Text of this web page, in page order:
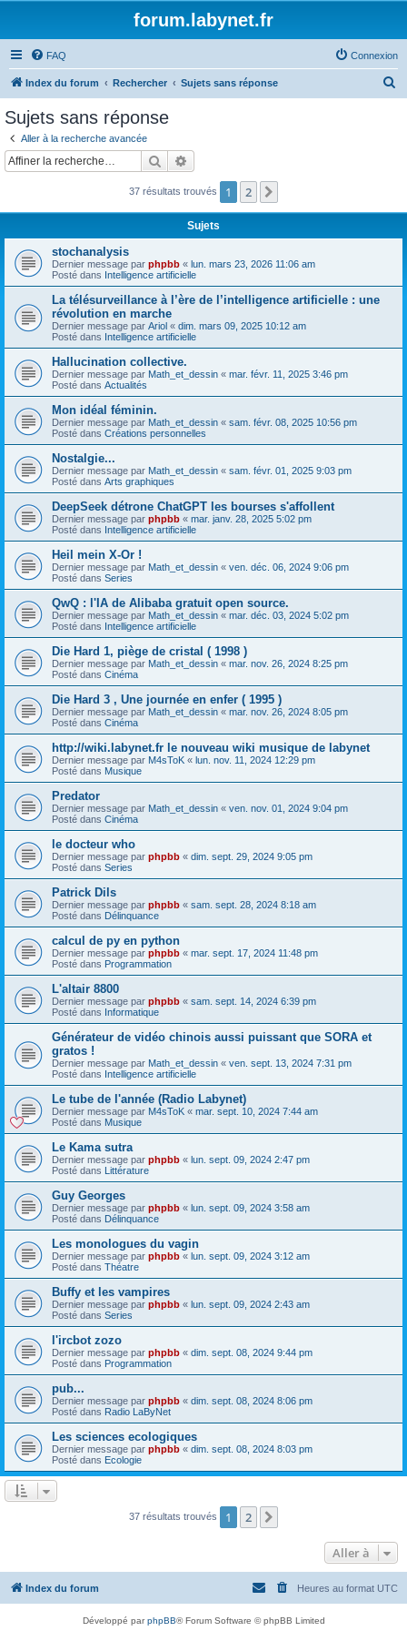
forum.labynet.fr
FAQ Connexion
Index du forum Rechercher Sujets sans réponse
c
Sujets sans réponse
Aller à la recherche avancée
Rechercher
37 résultats trouvés 1 2
Sujets
stochanalysis
Dernier message par phpbb « lun. mars 23, 2026 11:06 am
Posté dans Intelligence artificielle
La télésurveillance à l’ère de l’intelligence artificielle : une
révolution en marche
Dernier message par Ariol « dim. mars 09, 2025 10:12 am
Posté dans Intelligence artificielle
Hallucination collective.
Dernier message par Math_et_dessin « mar. févr. 11, 2025 3:46 pm
Posté dans Actualités
Mon idéal féminin.
Dernier message par Math_et_dessin « sam. févr. 08, 2025 10:56 pm
Posté dans Créations personnelles
Nostalgie...
Dernier message par Math_et_dessin « sam. févr. 01, 2025 9:03 pm
Posté dans Arts graphiques
DeepSeek détrone ChatGPT les bourses s'affollent
Dernier message par phpbb « mar. janv. 28, 2025 5:02 pm
Posté dans Intelligence artificielle
Heil mein X-Or !
Dernier message par Math_et_dessin « ven. déc. 06, 2024 9:06 pm
Posté dans Series
QwQ : l'IA de Alibaba gratuit open source.
Dernier message par Math_et_dessin « mar. déc. 03, 2024 5:02 pm
Posté dans Intelligence artificielle
Die Hard 1, piège de cristal ( 1998 )
Dernier message par Math_et_dessin « mar. nov. 26, 2024 8:25 pm
Posté dans Cinéma
Die Hard 3 , Une journée en enfer ( 1995 )
Dernier message par Math_et_dessin « mar. nov. 26, 2024 8:05 pm
Posté dans Cinéma
http://wiki.labynet.fr le nouveau wiki musique de labynet
Dernier message par M4sToK « lun. nov. 11, 2024 12:29 pm
Posté dans Musique
Predator
Dernier message par Math_et_dessin « ven. nov. 01, 2024 9:04 pm
Posté dans Cinéma
le docteur who
Dernier message par phpbb « dim. sept. 29, 2024 9:05 pm
Posté dans Series
Patrick Dils
Dernier message par phpbb « sam. sept. 28, 2024 8:18 am
Posté dans Délinquance
calcul de py en python
Dernier message par phpbb « mar. sept. 17, 2024 11:48 pm
Posté dans Programmation
L'altair 8800
Dernier message par phpbb « sam. sept. 14, 2024 6:39 pm
Posté dans Informatique
Générateur de vidéo chinois aussi puissant que SORA et
gratos !
Dernier message par Math_et_dessin « ven. sept. 13, 2024 7:31 pm
Posté dans Intelligence artificielle
Le tube de l'année (Radio Labynet)
Dernier message par M4sToK « mar. sept. 10, 2024 7:44 am
Posté dans Musique
Le Kama sutra
Dernier message par phpbb « lun. sept. 09, 2024 2:47 pm
Posté dans Littérature
Guy Georges
Dernier message par phpbb « lun. sept. 09, 2024 3:58 am
Posté dans Délinquance
Les monologues du vagin
Dernier message par phpbb « lun. sept. 09, 2024 3:12 am
Posté dans Théatre
Buffy et les vampires
Dernier message par phpbb « lun. sept. 09, 2024 2:43 am
Posté dans Series
l'ircbot zozo
Dernier message par phpbb « dim. sept. 08, 2024 9:44 pm
Posté dans Programmation
pub...
Dernier message par phpbb « dim. sept. 08, 2024 8:06 pm
Posté dans Radio LaByNet
Les sciences ecologiques
Dernier message par phpbb « dim. sept. 08, 2024 8:03 pm
Posté dans Ecologie
37 résultats trouvés 1 2
Aller à
Index du forum Heures au format UTC
Développé parphpBB® Forum Software © phpBB Limited